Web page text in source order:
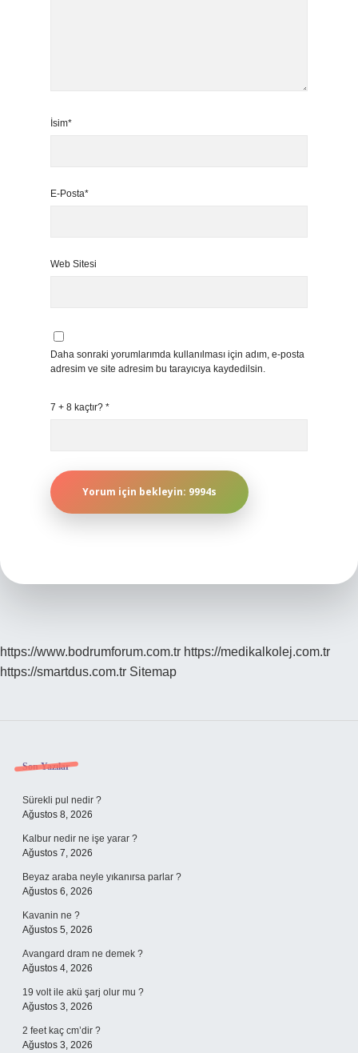
İsim*
E-Posta*
Web Sitesi
Daha sonraki yorumlarımda kullanılması için adım, e-posta
adresim ve site adresim bu tarayıcıya kaydedilsin.
7 + 8 kaçtır? *
https://www.bodrumforum.com.tr https://medikalkolej.com.tr
https://smartdus.com.tr Sitemap
Sidebar
Son Yazılar
Sürekli pul nedir ?
Ağustos 8, 2026
Kalbur nedir ne işe yarar ?
Ağustos 7, 2026
Beyaz araba neyle yıkanırsa parlar ?
Ağustos 6, 2026
Kavanin ne ?
Ağustos 5, 2026
Avangard dram ne demek ?
Ağustos 4, 2026
19 volt ile akü şarj olur mu ?
Ağustos 3, 2026
2 feet kaç cm’dir ?
Ağustos 3, 2026